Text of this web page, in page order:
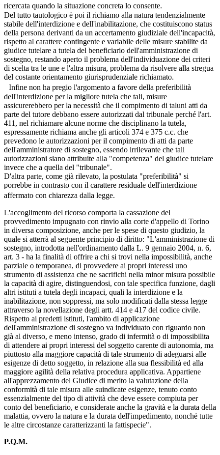
ricercata quando la situazione concreta lo consente.
Del tutto tautologico è poi il richiamo alla natura tendenzialmente
stabile dell'interdizione e dell'inabilitazione, che costituiscono status
della persona derivanti da un accertamento giudiziale dell'incapacità,
rispetto al carattere contingente e variabile delle misure stabilite da
giudice tutelare a tutela del beneficiario dell'amministrazione di
sostegno, restando aperto il problema dell'individuazione dei criteri
di scelta tra le une e l'altra misura, problema da risolvere alla stregua
del costante orientamento giurisprudenziale richiamato.
Infine non ha pregio l'argomento a favore della preferibilità
dell'interdizione per la migliore tutela che tali, misure
assicurerebbero per la necessità che il compimento di taluni atti da
parte del tutore debbano essere autorizzati dal tribunale perché l'art.
411, nel richiamare alcune norme che disciplinano la tutela,
espressamente richiama anche gli articoli 374 e 375 c.c. che
prevedono le autorizzazioni per il compimento di atti da parte
dell'amministratore di sostegno, essendo irrilevante che tali
autorizzazioni siano attribuite alla "competenza" del giudice tutelare
invece che a quella del "tribunale".
D'altra parte, come già rilevato, la postulata "preferibilità" si
porrebbe in contrasto con il carattere residuale dell'interdizione
affermato con chiarezza dalla legge.
L'accoglimento del ricorso comporta la cassazione del
provvedimento impugnato con rinvio alla corte d'appello di Torino
in diversa composizione, anche per le spese di questo giudizio, la
quale si atterrà al seguente principio di diritto: "L'amministrazione di
sostegno, introdotta nell'ordinamento dalla L. 9 gennaio 2004, n. 6,
art. 3 - ha la finalità di offrire a chi si trovi nella impossibilità, anche
parziale o temporanea, di provvedere ai propri interessi uno
strumento di assistenza che ne sacrifichi nella minor misura possibile
la capacità di agire, distinguendosi, con tale specifica funzione, dagli
altri istituti a tutela degli incapaci, quali la interdizione e la
inabilitazione, non soppressi, ma solo modificati dalla stessa legge
attraverso la novellazione degli artt. 414 e 417 del codice civile.
Rispetto ai predetti istituti, l'ambito di applicazione
dell'amministrazione di sostegno va individuato con riguardo non
già al diverso, e meno intenso, grado di infermità o di impossibilita
di attendere ai propri interessi del soggetto carente di autonomia, ma
piuttosto alla maggiore capacità di tale strumento di adeguarsi alle
esigenze di detto soggetto, in relazione alla sua flessibilità ed alla
maggiore agilità della relativa procedura applicativa. Appartiene
all'apprezzamento del Giudice di merito la valutazione della
conformità di tale misura alle suindicate esigenze, tenuto conto
essenzialmente del tipo di attività che deve essere compiuta per
conto del beneficiario, e considerate anche la gravità e la durata della
malattia, ovvero la natura e la durata dell'impedimento, nonché tutte
le altre circostanze caratterizzanti la fattispecie".
P.Q.M.